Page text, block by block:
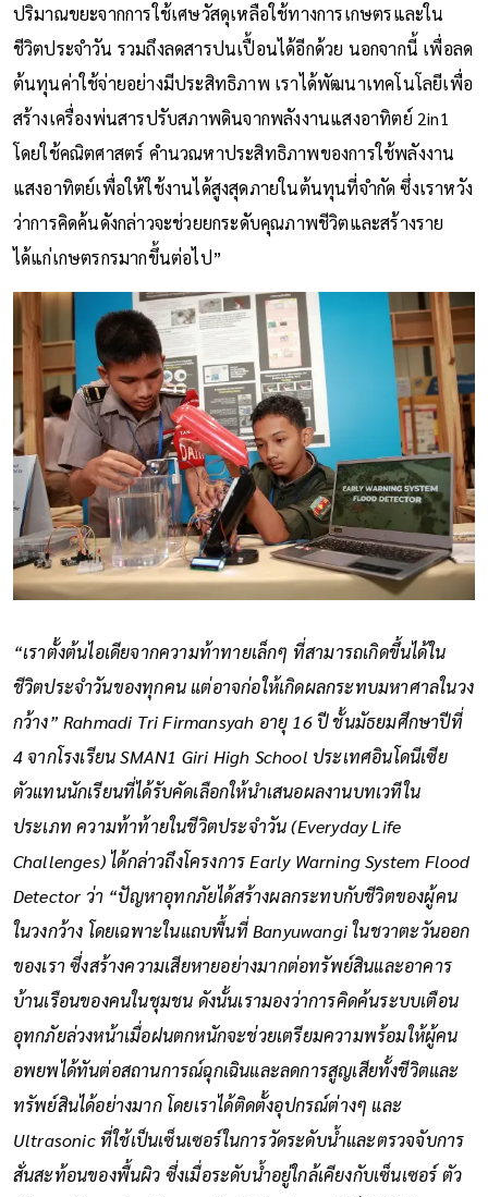
ปริมาณขยะจากการใช้เศษวัสดุเหลือใช้ทางการเกษตรและใน
ชีวิตประจำวัน รวมถึงลดสารปนเปื้อนได้อีกด้วย นอกจากนี้ เพื่อลด
ต้นทุนค่าใช้จ่ายอย่างมีประสิทธิภาพ เราได้พัฒนาเทคโนโลยีเพื่อ
สร้างเครื่องพ่นสารปรับสภาพดินจากพลังงานแสงอาทิตย์ 2in1
โดยใช้คณิตศาสตร์ คำนวณหาประสิทธิภาพของการใช้พลังงาน
แสงอาทิตย์เพื่อให้ใช้งานได้สูงสุดภายในต้นทุนที่จำกัด ซึ่งเราหวัง
ว่าการคิดค้นดังกล่าวจะช่วยยกระดับคุณภาพชีวิตและสร้างราย
ได้แก่เกษตรกรมากขึ้นต่อไป”
“เราตั้งต้นไอเดียจากความท้าทายเล็กๆ ที่สามารถเกิดขึ้นได้ใน
ชีวิตประจำวันของทุกคน แต่อาจก่อให้เกิดผลกระทบมหาศาลในวง
กว้าง” Rahmadi Tri Firmansyah อายุ 16 ปี ชั้นมัธยมศึกษาปีที่
4 จากโรงเรียน SMAN1 Giri High School ประเทศอินโดนีเซีย
ตัวแทนนักเรียนที่ได้รับคัดเลือกให้นำเสนอผลงานบทเวทีใน
ประเภท ความท้าท้ายในชีวิตประจำวัน (Everyday Life
Challenges) ได้กล่าวถึงโครงการ Early Warning System Flood
Detector ว่า “ปัญหาอุทกภัยได้สร้างผลกระทบกับชีวิตของผู้คน
ในวงกว้าง โดยเฉพาะในแถบพื้นที่ Banyuwangi ในชวาตะวันออก
ของเรา ซึ่งสร้างความเสียหายอย่างมากต่อทรัพย์สินและอาคาร
บ้านเรือนของคนในชุมชน ดังนั้นเรามองว่าการคิดค้นระบบเตือน
อุทกภัยล่วงหน้าเมื่อฝนตกหนักจะช่วยเตรียมความพร้อมให้ผู้คน
อพยพได้ทันต่อสถานการณ์ฉุกเฉินและลดการสูญเสียทั้งชีวิตและ
ทรัพย์สินได้อย่างมาก โดยเราได้ติดตั้งอุปกรณ์ต่างๆ และ
Ultrasonic ที่ใช้เป็นเซ็นเซอร์ในการวัดระดับน้ำและตรวจจับการ
สั่นสะท้อนของพื้นผิว ซึ่งเมื่อระดับน้ำอยู่ใกล้เคียงกับเซ็นเซอร์ ตัว